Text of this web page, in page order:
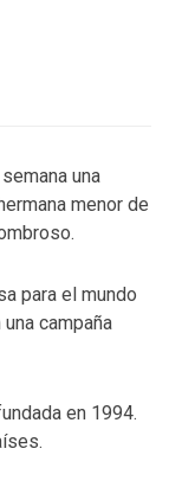
una
menor de
para el mundo
campaña
en 1994.